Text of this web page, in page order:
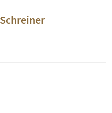
Schreiner